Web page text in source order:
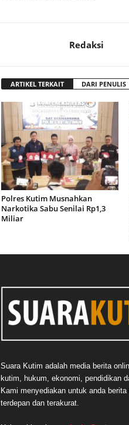
Redaksi
ARTIKEL TERKAIT DARI PENULIS
Polres Kutim Musnahkan
Narkotika Sabu Senilai Rp1,3
Miliar
Suara Kutim adalah media berita
kutim, hukum, ekonomi, pendidikan
Kami menyediakan untuk anda berita
terdepan dan terakurat.